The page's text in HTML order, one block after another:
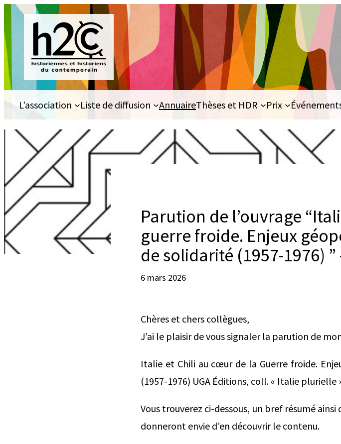
Aller
au
contenu
L’association Liste de diffusion AnnuaireThèses et HDR Prix
Parution de l’ouvrage
guerre froide. Enjeux
de solidarité (1957-1976)
6 mars 2026
Chères et chers collègues,
J’ai le plaisir de vous signaler la parution de
Italie et Chili au cœur de la Guerre froide.
(1957-1976) UGA Éditions, coll. « Italie plurielle
Vous trouverez ci-dessous, un bref résumé
donneront envie d’en découvrir le contenu.